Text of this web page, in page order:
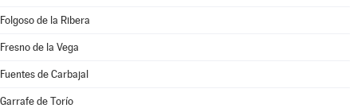
Folgoso de la Ribera
Fresno de la Vega
Fuentes de Carbajal
Garrafe de Torío